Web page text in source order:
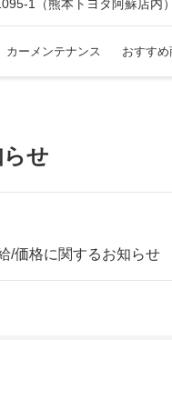
1（熊本トヨタ阿蘇店内）
カーメンテナンス おすすめ
せ
/価格に関するお知らせ